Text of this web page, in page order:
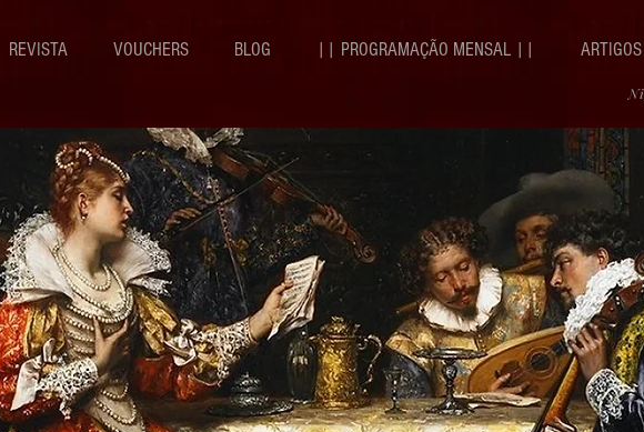
REVISTA VOUCHERS BLOG || PROGRAMAÇÃO MENSAL || ARTIGOS